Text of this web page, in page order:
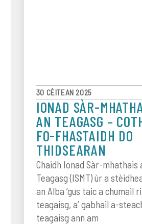
30 CÈITEAN 2025
IONAD SÀR-
AN TEAGASG –
FO-FHASTAIDH DO
THIDSEARAN
Chaidh Ionad Sàr-mhathais
Teagasg (ISMT) ùr a
an Alba ‘gus taic a chumail
teagaisg, a’ gabhail a-
teagaisg ann am